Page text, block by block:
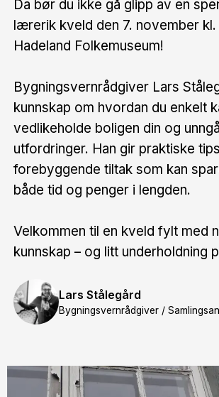
Da bør du ikke gå glipp av en
lærerik kveld den 7. november kl.
Hadeland Folkemuseum!
Bygningsvernrådgiver Lars
kunnskap om hvordan du enkelt
vedlikeholde boligen din og
utfordringer. Han gir praktiske
forebyggende tiltak som kan
både tid og penger i lengden.
Velkommen til en kveld fylt med
kunnskap – og litt underholdning
Lars Stålegård
Bygningsvernrådgiver /